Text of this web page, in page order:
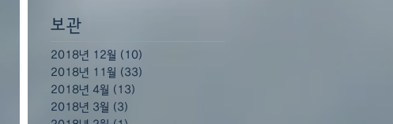
보관
2018년 12월 (10)
2018년 11월 (33)
2018년 4월 (13)
2018년 3월 (3)